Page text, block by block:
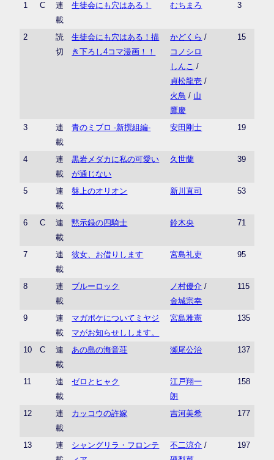
1
C
連
載
生徒会にも穴はある！ むちまろ 3
2
読
切
生徒会にも穴はある！描
き下ろし4コマ漫画！！
かどくら /
コノシロ
しんこ /
貞松龍壱 /
火鳥 / 山
鷹慶
15
3
連
載
青のミブロ -新撰組編- 安田剛士 19
4
連
載
黒岩メダカに私の可愛い
が通じない
久世蘭 39
5
連
載
盤上のオリオン 新川直司 53
6 C
連
載
黙示録の四騎士 鈴木央 71
7
連
載
彼女、お借りします 宮島礼吏 95
8
連
載
ブルーロック ノ村優介 /
金城宗幸
115
9
連
載
マガポケについてミヤジ
マがお知らせしします。
宮島雅憲 135
10 C
連
載
あの島の海音荘 瀬尾公治 137
11
連
載
ゼロとヒャク
江戸翔一
朗
158
12
連
載
カッコウの許嫁 吉河美希 177
13
連
シャングリラ・フロンテ
不二涼介 /
197